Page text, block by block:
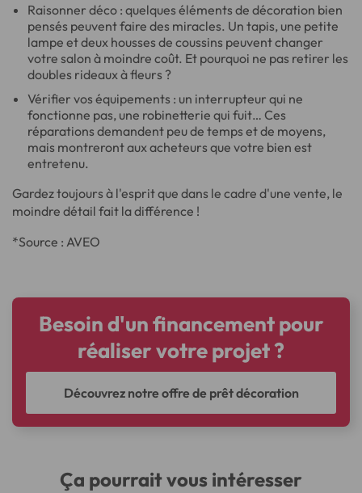
Raisonner déco : quelques éléments de décoration bien
pensés peuvent faire des miracles. Un tapis, une petite
lampe et deux housses de coussins peuvent changer
votre salon à moindre coût. Et pourquoi ne pas retirer les
doubles rideaux à fleurs ?
Vérifier vos équipements : un interrupteur qui ne
fonctionne pas, une robinetterie qui fuit… Ces
réparations demandent peu de temps et de moyens,
mais montreront aux acheteurs que votre bien est
entretenu.
Gardez toujours à l'esprit que dans le cadre d'une vente, le
moindre détail fait la différence !
*Source : AVEO
Besoin d'un financement pour
réaliser votre projet ?
Découvrez notre offre de prêt décoration
Ça pourrait vous intéresser